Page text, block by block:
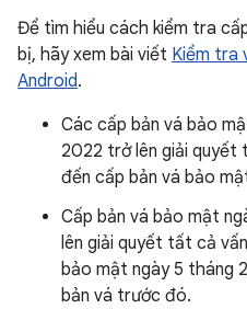
Để tìm hiểu cách kiểm tra
bị, hãy xem bài viết Kiểm tra
Android.
Các cấp bản vá bảo
2022 trở lên giải quyết
đến cấp bản vá bảo
Cấp bản vá bảo mật
lên giải quyết tất cả
bảo mật ngày 5 tháng
bản vá trước đó.